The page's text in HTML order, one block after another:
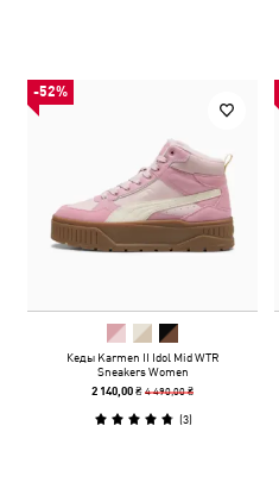
-52%
Кеды Karmen II Idol Mid WTR
Sneakers Women
2 140,00 ₴4 490,00 ₴
(3)